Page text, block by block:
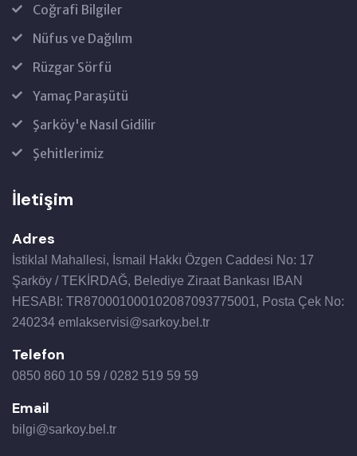
Coğrafi Bilgiler
Nüfus ve Dağılım
Rüzgar Sörfü
Yamaç Paraşütü
Şarköy'e Nasıl Gidilir
Şehitlerimiz
İletişim
Adres
İstiklal Mahallesi, İsmail Hakkı Özgen Caddesi No: 17
Şarköy / TEKİRDAĞ, Belediye Ziraat Bankası IBAN
HESABI: TR870001000102087093775001, Posta Çek No:
240234 emlakservisi@sarkoy.bel.tr
Telefon
0850 860 10 59 / 0282 519 59 59
Email
bilgi@sarkoy.bel.tr